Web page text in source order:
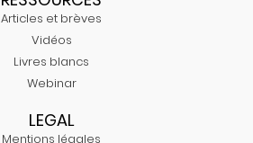
Articles et brèves
Vidéos
Livres blancs
Webinar
LEGAL
Mentions légales